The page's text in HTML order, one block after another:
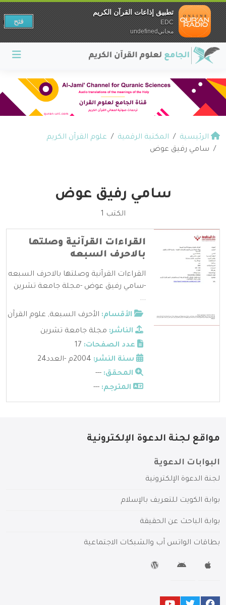
الرئيسية المكتبة الرقمية
علوم القرآن الكريم
سامي رفيق عوض
سامي رفيق عوض
الكتب 1
القراءات القرآنية وصلتها
بالاحرف السبعه
القراءات القرآنية وصلتها بالاحرف السبعه
-سامي رفيق عوض -مجلة جامعة تشرين
...
الأقسام: الأحرف السبعة, علوم القرآن
الناشر: مجلة جامعة تشرين
عدد الصفحات:
سنة النشر:
المحقق: ---
المترجم: ---
مواقع لجنة الدعوة الإلكترونية
البوابات الدعوية
لجنة الدعوة الإلكترونية
بوابة الكويت للتعريف بالإسلام
بوابة الباحث عن الحقيقة
بطاقات الواتس آب والشبكات الاجتماعية
تطبيق إذاعات القرآن الكريم
EDC
مجانيundefined
فتح